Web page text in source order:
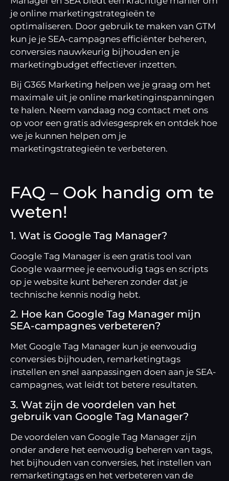
je online marketingstrategieën te
optimaliseren. Door gebruik te maken van GTM
kun je je SEA-campagnes efficiënter beheren,
conversies nauwkeurig bijhouden en je
marketingbudget effectiever inzetten.
Bij G365 Marketing helpen we je graag om het
maximale uit je online marketinginspanningen
te halen. Neem vandaag nog contact met ons
op voor een gratis adviesgesprek en ontdek hoe
we je kunnen helpen om je
marketingstrategieën te verbeteren.
FAQ – Ook handig om te
weten!
1. Wat is Google Tag Manager?
Google Tag Manager is een gratis tool van
Google waarmee je eenvoudig tags en scripts
op je website kunt beheren zonder dat je
technische kennis nodig hebt.
2. Hoe kan Google Tag Manager mijn
SEA-campagnes verbeteren?
Met Google Tag Manager kun je eenvoudig
conversies bijhouden, remarketingtags
instellen en snel aanpassingen doen aan je SEA-
campagnes, wat leidt tot betere resultaten.
3. Wat zijn de voordelen van het
gebruik van Google Tag Manager?
De voordelen van Google Tag Manager zijn
onder andere het eenvoudig beheren van tags,
het bijhouden van conversies, het instellen van
remarketingtags en het verbeteren van de